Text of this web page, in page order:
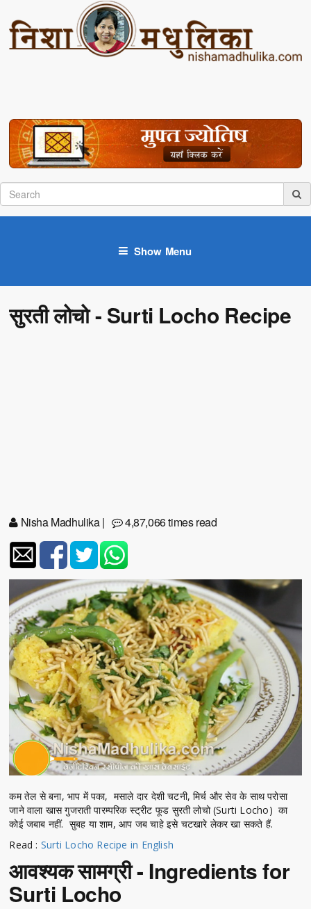
Show Menu
सुरती लोचो - Surti Locho Recipe
Nisha Madhulika| 4,87,066 times read
कम तेल से बना, भाप में पका, मसाले दार देशी चटनी, मिर्च और सेव के साथ परोसा
जाने वाला खास गुजराती पारम्परिक स्ट्रीट फूड सुरती लोचो (Surti Locho) का
कोई जबाब नहीं. सुबह या शाम, आप जब चाहे इसे चटखारे लेकर खा सकते हैं.
Read : Surti Locho Recipe in English
आवश्यक सामग्री - Ingredients for
Surti Locho